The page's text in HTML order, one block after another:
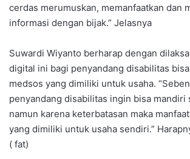
cerdas merumuskan, memanfaatkan dan
informasi dengan bijak.” Jelasnya
Suwardi Wiyanto berharap dengan
digital ini bagi penyandang disabilitas
medsos yang dimiliki untuk usaha.
penyandang disabilitas ingin bisa mandiri
namun karena keterbatasan maka
yang dimiliki untuk usaha sendiri.”
( fat)